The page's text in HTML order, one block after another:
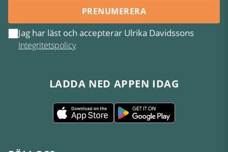
PRENUMERERA
Jag har läst och accepterar Ulrika Davidssons
Integritetspolicy
LADDA NED APPEN IDAG